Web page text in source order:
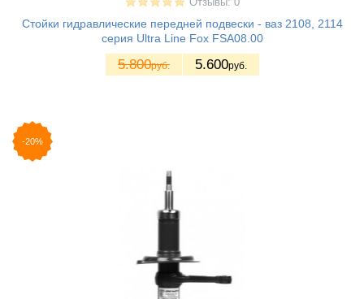
Отзывы: 0
Стойки гидравлические передней подвески - ваз 2108, 2114
серия Ultra Line Fox FSA08.00
5.800руб. 5.600руб.
-20%